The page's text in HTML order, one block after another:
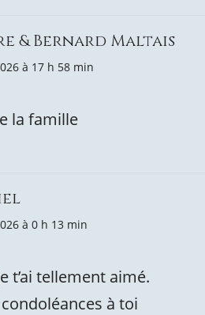
& Bernard Maltais
à 17 h 58 min
la famille
à 0 h 13 min
t’ai tellement aimé.
à toi